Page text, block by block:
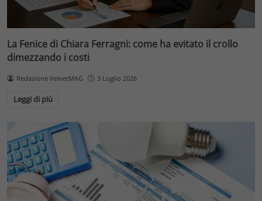
La Fenice di Chiara Ferragni: come ha evitato il crollo
dimezzando i costi
Redazione VelvetMAG 3 Luglio 2026
Leggi di più